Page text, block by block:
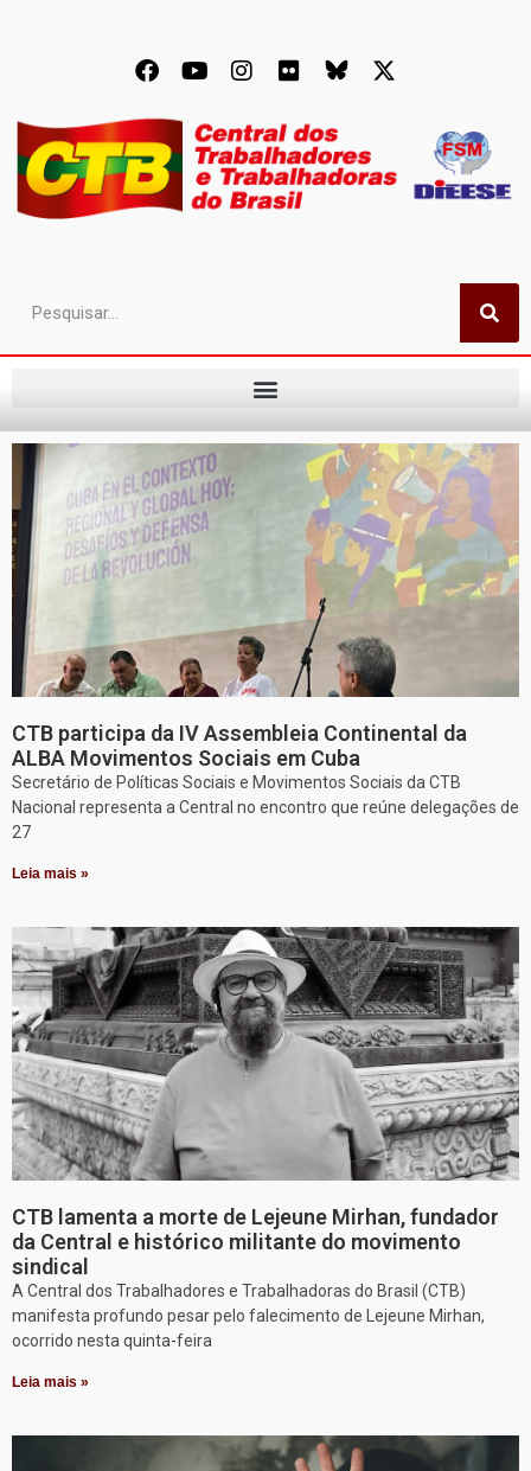
CTB participa da IV Assembleia Continental da
ALBA Movimentos Sociais em Cuba
Secretário de Políticas Sociais e Movimentos Sociais da CTB
Nacional representa a Central no encontro que reúne delegações de
27
Leia mais »
CTB lamenta a morte de Lejeune Mirhan, fundador
da Central e histórico militante do movimento
sindical
A Central dos Trabalhadores e Trabalhadoras do Brasil (CTB)
manifesta profundo pesar pelo falecimento de Lejeune Mirhan,
ocorrido nesta quinta-feira
Leia mais »